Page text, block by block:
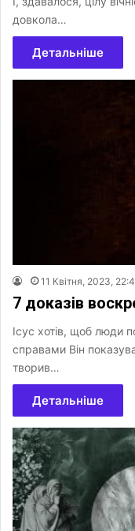
довкола…
Детальніше
11 Квітня, 2023,
7 доказів
Ісус хотів, щоб люди
справами Він
творив…
Детальніше